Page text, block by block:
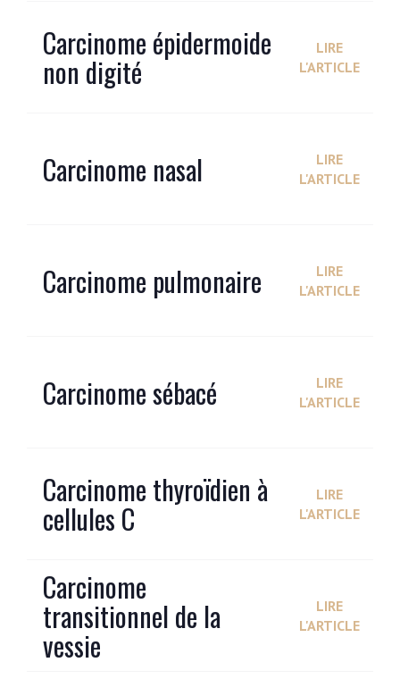
Carcinome épidermoide
non digité
LIRE
L'ARTICLE
Carcinome nasal
LIRE
L'ARTICLE
Carcinome pulmonaire
LIRE
L'ARTICLE
Carcinome sébacé
LIRE
L'ARTICLE
Carcinome thyroïdien à
cellules C
LIRE
L'ARTICLE
Carcinome
transitionnel de la
vessie
LIRE
L'ARTICLE